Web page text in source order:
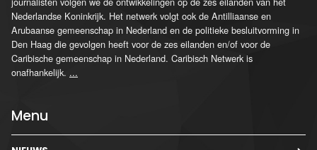
Nederlandse Koninkrijk. Het netwerk volgt ook de Antilliaanse en
Arubaanse gemeenschap in Nederland en de politieke besluitvorming in
Den Haag die gevolgen heeft voor de zes eilanden en/of voor de
Caribische gemeenschap in Nederland. Caribisch Netwerk is
onafhankelijk. ...
Menu